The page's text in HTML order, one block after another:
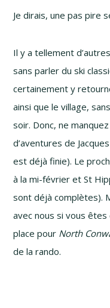
Je dirais, une pas pire
Il y a tellement
sans parler du ski
certainement y
ainsi que le village,
soir. Donc, ne
d’aventures de
est déjà finie). Le
à lami-février et St
sont déjà complètes).
avec nous si vous
place pour North
de la rando.